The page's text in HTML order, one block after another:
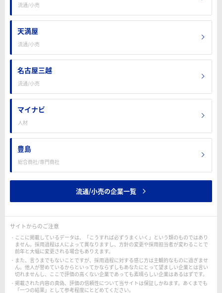
流通/小売
天満屋
流通/小売
名古屋三越
流通/小売
マイナビ
人材
豊島
総合商社/専門商社
流通/小売の企業一覧
サイトからのご注意
ここに掲載しているデータは、「こうすれば必ずうまくいく」という類のものではあり
ません。採用過程は人によって異なりますし、方針の変更や採用担当者が変わることで
前年と大幅に変更される場合もありえます。
また、言うまでもないことですが、採用過程に対する感じ方は主観的なものに過ぎませ
ん。他人が誉めているからといってかならずしもあなたにとって望ましい企業とは言い
切れませんし、ここで評価の高くない企業であっても素晴らしい企業はあるはずです。
掲載された内容の真偽、評価の信頼性について当サイトは保証しかねます。あくまでも
「一つの結果」として参考程度にとどめてください。